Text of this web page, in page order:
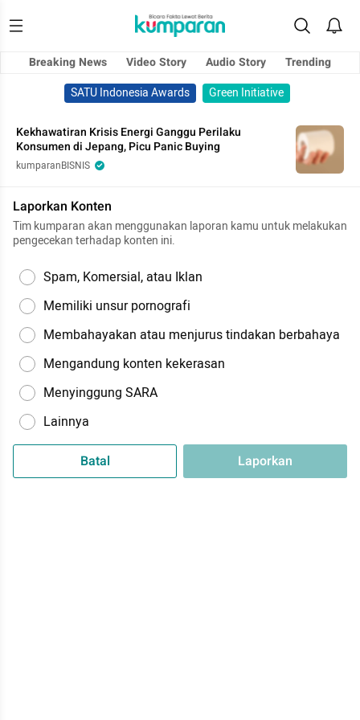
Breaking News Video Story Audio Story
Trending
SATU Indonesia Awards
Green Initiative
Kekhawatiran Krisis Energi Ganggu Perilaku
Konsumen di Jepang, Picu Panic Buying
kumparanBISNIS
Laporkan Konten
Tim kumparan akan menggunakan laporan kamu untuk melakukan
pengecekan terhadap konten ini.
Spam, Komersial, atau Iklan
Memiliki unsur pornografi
Membahayakan atau menjurus tindakan berbahaya
Mengandung konten kekerasan
Menyinggung SARA
Lainnya
Batal Laporkan